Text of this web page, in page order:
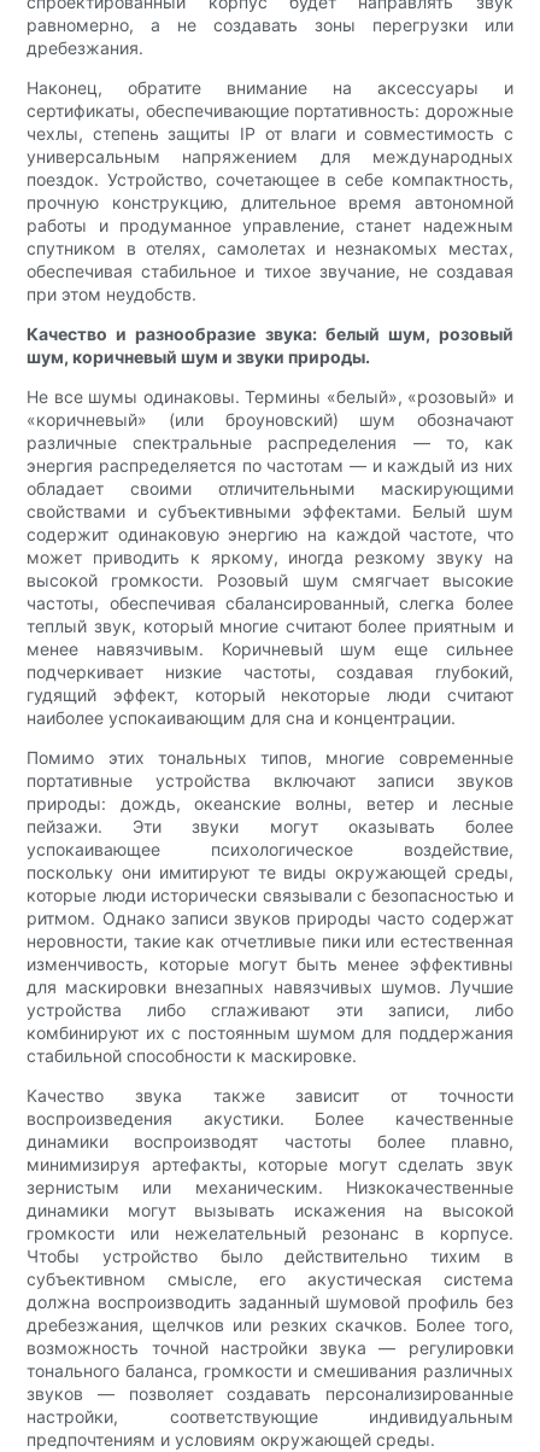
равномерно, а не создавать зоны перегрузки или
дребезжания.
Наконец, обратите внимание на аксессуары и
сертификаты, обеспечивающие портативность: дорожные
чехлы, степень защиты IP от влаги и совместимость с
универсальным напряжением для международных
поездок. Устройство, сочетающее в себе компактность,
прочную конструкцию, длительное время автономной
работы и продуманное управление, станет надежным
спутником в отелях, самолетах и ​​незнакомых местах,
обеспечивая стабильное и тихое звучание, не создавая
при этом неудобств.
Качество и разнообразие звука: белый шум, розовый
шум, коричневый шум и звуки природы.
Не все шумы одинаковы. Термины «белый», «розовый» и
«коричневый» (или броуновский) шум обозначают
различные спектральные распределения — то, как
энергия распределяется по частотам — и каждый из них
обладает своими отличительными маскирующими
свойствами и субъективными эффектами. Белый шум
содержит одинаковую энергию на каждой частоте, что
может приводить к яркому, иногда резкому звуку на
высокой громкости. Розовый шум смягчает высокие
частоты, обеспечивая сбалансированный, слегка более
теплый звук, который многие считают более приятным и
менее навязчивым. Коричневый шум еще сильнее
подчеркивает низкие частоты, создавая глубокий,
гудящий эффект, который некоторые люди считают
наиболее успокаивающим для сна и концентрации.
Помимо этих тональных типов, многие современные
портативные устройства включают записи звуков
природы: дождь, океанские волны, ветер и лесные
пейзажи. Эти звуки могут оказывать более
успокаивающее психологическое воздействие,
поскольку они имитируют те виды окружающей среды,
которые люди исторически связывали с безопасностью и
ритмом. Однако записи звуков природы часто содержат
неровности, такие как отчетливые пики или естественная
изменчивость, которые могут быть менее эффективны
для маскировки внезапных навязчивых шумов. Лучшие
устройства либо сглаживают эти записи, либо
комбинируют их с постоянным шумом для поддержания
стабильной способности к маскировке.
Качество звука также зависит от точности
воспроизведения акустики. Более качественные
динамики воспроизводят частоты более плавно,
минимизируя артефакты, которые могут сделать звук
зернистым или механическим. Низкокачественные
динамики могут вызывать искажения на высокой
громкости или нежелательный резонанс в корпусе.
Чтобы устройство было действительно тихим в
субъективном смысле, его акустическая система
должна воспроизводить заданный шумовой профиль без
дребезжания, щелчков или резких скачков. Более того,
возможность точной настройки звука — регулировки
тонального баланса, громкости и смешивания различных
звуков — позволяет создавать персонализированные
настройки, соответствующие индивидуальным
предпочтениям и условиям окружающей среды.